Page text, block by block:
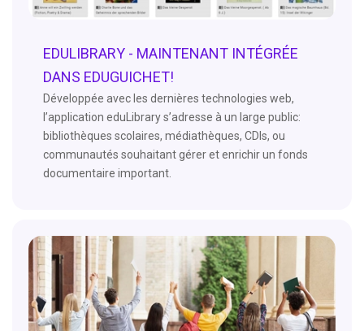
EDULIBRARY - MAINTENANT INTÉGRÉE
DANS EDUGUICHET!
Développée avec les dernières technologies web,
l’application eduLibrary s’adresse à un large public:
bibliothèques scolaires, médiathèques, CDIs, ou
communautés souhaitant gérer et enrichir un fonds
documentaire important.